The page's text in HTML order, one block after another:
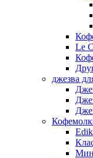
Le
джезва